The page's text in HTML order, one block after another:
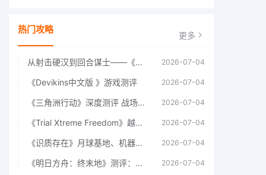
热门攻略 更多
从射击硬汉到回合谋士——《战争机器：战略版》如何演绎另一位猛男的传奇 2026-07-04
《Devikins中文版 》游戏测评 2026-07-04
《三角洲行动》深度测评 战场上的野心与裂痕 2026-07-04
《Trial Xtreme Freedom》越野摩托车测评总结 2026-07-04
《识质存在》月球基地、机器人女孩多年来最佳射击游戏 2026-07-04
《明日方舟：终末地》测评：于荒芜之中，重建文明 2026-07-04